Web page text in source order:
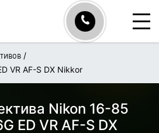
/
VR AF-S DX Nikkor
Nikon 16-85
ED VR AF-S DX